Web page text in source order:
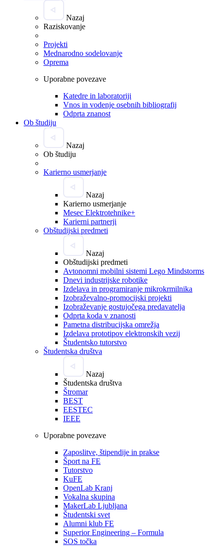
Nazaj
Raziskovanje
Projekti
Mednarodno sodelovanje
Oprema
Uporabne povezave
Katedre in laboratoriji
Vnos in vodenje osebnih bibliografij
Odprta znanost
Ob študiju
Nazaj
Ob študiju
Karierno usmerjanje
Nazaj
Karierno usmerjanje
Mesec Elektrotehnike+
Karierni partnerji
Obštudijski predmeti
Nazaj
Obštudijski predmeti
Avtonomni mobilni sistemi Lego Mindstorms
Dnevi industrijske robotike
Izdelava in programiranje mikrokrmilnika
Izobraževalno-promocijski projekti
Izobraževanje gostujočega predavatelja
Odprta koda v znanosti
Pametna distribucijska omrežja
Izdelava prototipov elektronskih vezij
Študentsko tutorstvo
Študentska društva
Nazaj
Študentska društva
Štromar
BEST
EESTEC
IEEE
Uporabne povezave
Zaposlitve, štipendije in prakse
Šport na FE
Tutorstvo
KuFE
OpenLab Kranj
Vokalna skupina
MakerLab Ljubljana
Študentski svet
Alumni klub FE
Superior Engineering – Formula
SOS točka